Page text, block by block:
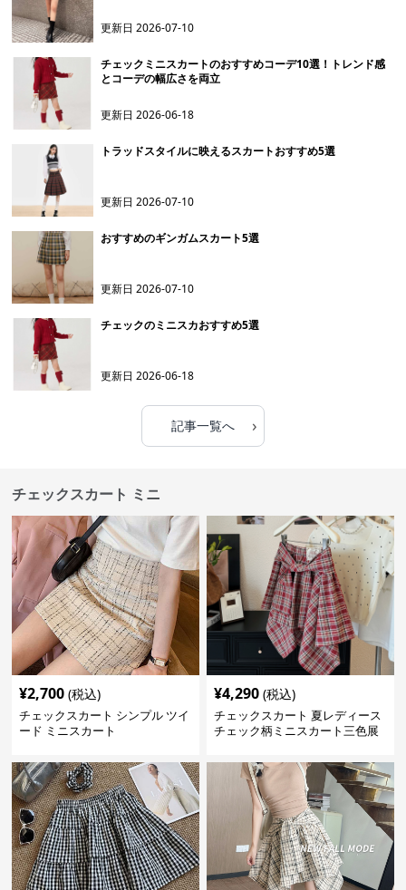
更新日2026-07-10
チェックミニスカートのおすすめコーデ10選！トレンド感
とコーデの幅広さを両立
更新日2026-06-18
トラッドスタイルに映えるスカートおすすめ5選
更新日2026-07-10
おすすめのギンガムスカート5選
更新日2026-07-10
チェックのミニスカおすすめ5選
更新日2026-06-18
記事一覧へ ›
チェックスカート ミニ
¥2,700 (税込)
チェックスカート シンプル ツイ
ード ミニスカート
¥4,290 (税込)
チェックスカート 夏レディース
チェック柄ミニスカート三色展